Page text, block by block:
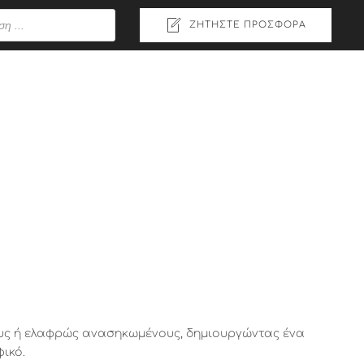
ΖΗΤΉΣΤΕ ΠΡΟΣΦΟΡΆ
ή ελαφρώς ανασηκωμένους, δημιουργώντας ένα